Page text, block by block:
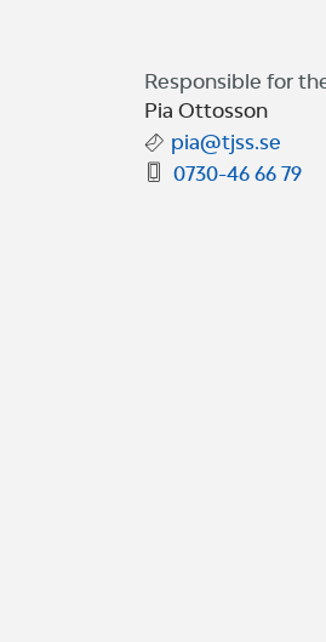
Responsible for
Pia Ottosson
pia@tjss.se
0730-46 66 79